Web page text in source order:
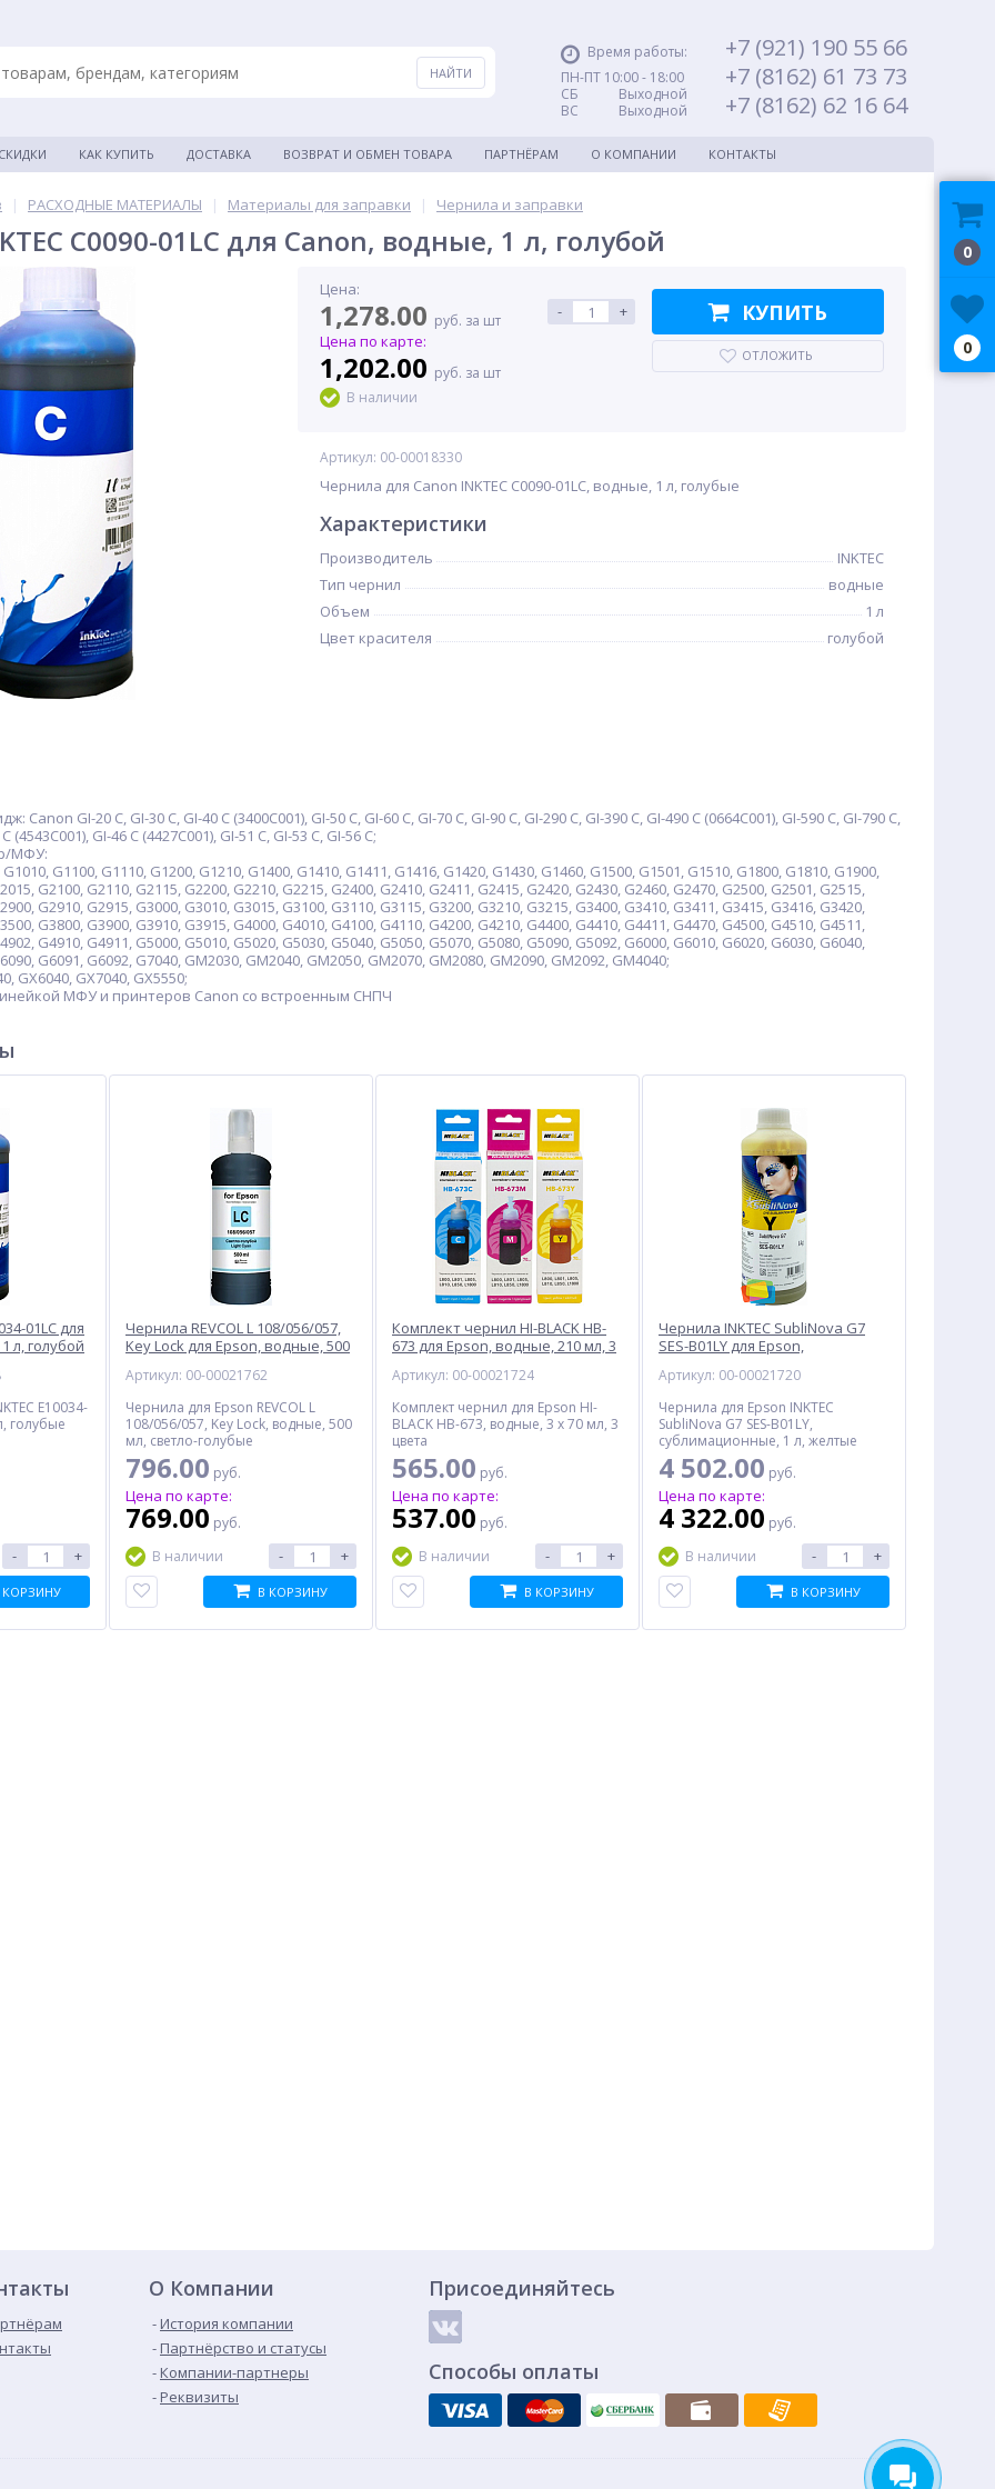
Время работы:
ПН-ПТ 10:00 - 18:00
СБ Выходной
ВС Выходной
+7 (921) 190 55 66
+7 (8162) 61 73 73
+7 (8162) 62 16 64
КАК КУПИТЬ ДОСТАВКА ВОЗВРАТ И ОБМЕН ТОВАРА ПАРТНЁРАМ О КОМПАНИИ КОНТАКТЫ
| РАСХОДНЫЕ МАТЕРИАЛЫ | Материалы для заправки | Чернила и заправки
C0090-01LC для Canon, водные, 1 л, голубой
Цена:
1,278.00 руб. за шт
Цена по карте:
1,202.00 руб. за шт
В наличии
- + КУПИТЬ
ОТЛОЖИТЬ
Артикул: 00-00018330
Чернила для Canon INKTEC C0090-01LC, водные, 1 л, голубые
Характеристики
Производитель
INKTEC
Тип чернил
водные
Объем
1 л
Цвет красителя
голубой
GI-20 C, GI-30 C, GI-40 C (3400C001), GI-50 C, GI-60 C, GI-70 C, GI-90 C, GI-290 C, GI-390 C, GI-490 C (0664C001), GI-590 C, GI-790 C,
(4543C001), GI-46 C (4427C001), GI-51 C, GI-53 C, GI-56 C;
МФУ:
G1100, G1110, G1200, G1210, G1400, G1410, G1411, G1416, G1420, G1430, G1460, G1500, G1501, G1510, G1800, G1810, G1900,
G2100, G2110, G2115, G2200, G2210, G2215, G2400, G2410, G2411, G2415, G2420, G2430, G2460, G2470, G2500, G2501, G2515,
G2910, G2915, G3000, G3010, G3015, G3100, G3110, G3115, G3200, G3210, G3215, G3400, G3410, G3411, G3415, G3416, G3420,
G3800, G3900, G3910, G3915, G4000, G4010, G4100, G4110, G4200, G4210, G4400, G4410, G4411, G4470, G4500, G4510, G4511,
G4910, G4911, G5000, G5010, G5020, G5030, G5040, G5050, G5070, G5080, G5090, G5092, G6000, G6010, G6020, G6030, G6040,
G6091, G6092, G7040, GM2030, GM2040, GM2050, GM2070, GM2080, GM2090, GM2092, GM4040;
GX6040, GX7040, GX5550;
МФУ и принтеров Canon со встроенным СНПЧ
01LC для
л, голубой
E10034-
голубые
- +
КОРЗИНУ
Чернила REVCOL L 108/056/057,
Key Lock для Epson, водные, 500
Артикул: 00-00021762
Чернила для Epson REVCOL L
108/056/057, Key Lock, водные, 500
мл, светло-голубые
796.00 руб.
Цена по карте:
769.00 руб.
В наличии
- +
В КОРЗИНУ
Комплект чернил HI-BLACK HB-
673 для Epson, водные, 210 мл, 3
Артикул: 00-00021724
Комплект чернил для Epson HI-
BLACK HB-673, водные, 3 x 70 мл, 3
цвета
565.00 руб.
Цена по карте:
537.00 руб.
В наличии
- +
В КОРЗИНУ
Чернила INKTEC SubliNova G7
SES-B01LY для Epson,
Артикул: 00-00021720
Чернила для Epson INKTEC
SubliNova G7 SES-B01LY,
сублимационные, 1 л, желтые
4 502.00 руб.
Цена по карте:
4 322.00 руб.
В наличии
- +
В КОРЗИНУ
О Компании
История компании
Партнёрство и статусы
Компании-партнеры
Реквизиты
Присоединяйтесь
Способы оплаты
0
0